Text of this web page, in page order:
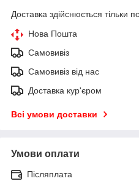
Доставка здійснюється тільки
Нова Пошта
Самовивіз
Самовивіз від нас
Доставка кур'єром
Всі умови доставки
Умови оплати
Післяплата